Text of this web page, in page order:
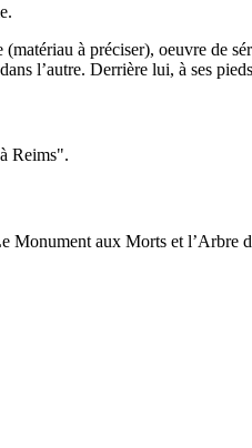
à préciser), oeuvre de
l’autre. Derrière lui, à ses
Reims".
Monument aux Morts et l’Arbre